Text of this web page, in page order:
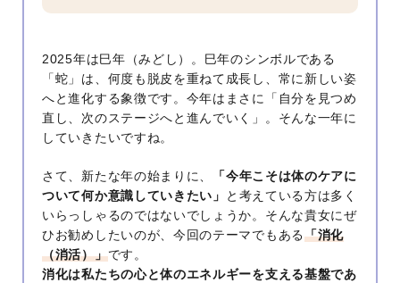
2025年は巳年（みどし）。巳年のシンボルである
「蛇」は、何度も脱皮を重ねて成長し、常に新しい姿
へと進化する象徴です。今年はまさに「自分を見つめ
直し、次のステージへと進んでいく」。そんな一年に
していきたいですね。
さて、新たな年の始まりに、
「今年こそは体のケアに
ついて何か意識していきたい」
と考えている方は多く
いらっしゃるのではないでしょうか。そんな貴女にぜ
ひお勧めしたいのが、今回のテーマでもある「消化
（消活）」です。
消化は私たちの心と体のエネルギーを支える基盤であ